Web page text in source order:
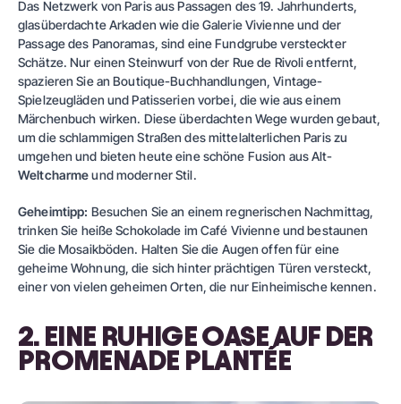
Das Netzwerk von Paris aus Passagen des 19. Jahrhunderts,
glasüberdachte Arkaden wie die Galerie Vivienne und der
Passage des Panoramas, sind eine Fundgrube versteckter
Schätze. Nur einen Steinwurf von der Rue de Rivoli entfernt,
spazieren Sie an Boutique-Buchhandlungen, Vintage-
Spielzeugläden und Patisserien vorbei, die wie aus einem
Märchenbuch wirken. Diese überdachten Wege wurden gebaut,
um die schlammigen Straßen des mittelalterlichen Paris zu
umgehen und bieten heute eine schöne Fusion aus Alt-
Weltcharmeund moderner Stil.
Geheimtipp: Besuchen Sie an einem regnerischen Nachmittag,
trinken Sie heiße Schokolade im Café Vivienne und bestaunen
Sie die Mosaikböden. Halten Sie die Augen offen für eine
geheime Wohnung, die sich hinter prächtigen Türen versteckt,
einer von vielen geheimen Orten, die nur Einheimische kennen.
2. EINE RUHIGE OASE AUF DER
PROMENADE PLANTÉE